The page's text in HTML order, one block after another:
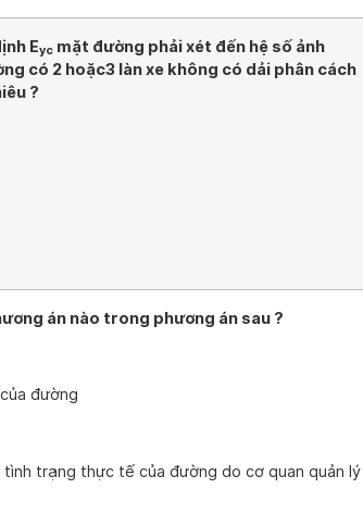
Eyc mặt đường phải xét đến hệ số ảnh
có 2 hoặc3 làn xe không có dải phân cách
?
án nào trong phương án sau ?
đường
trạng thực tế của đường do cơ quan quản lý